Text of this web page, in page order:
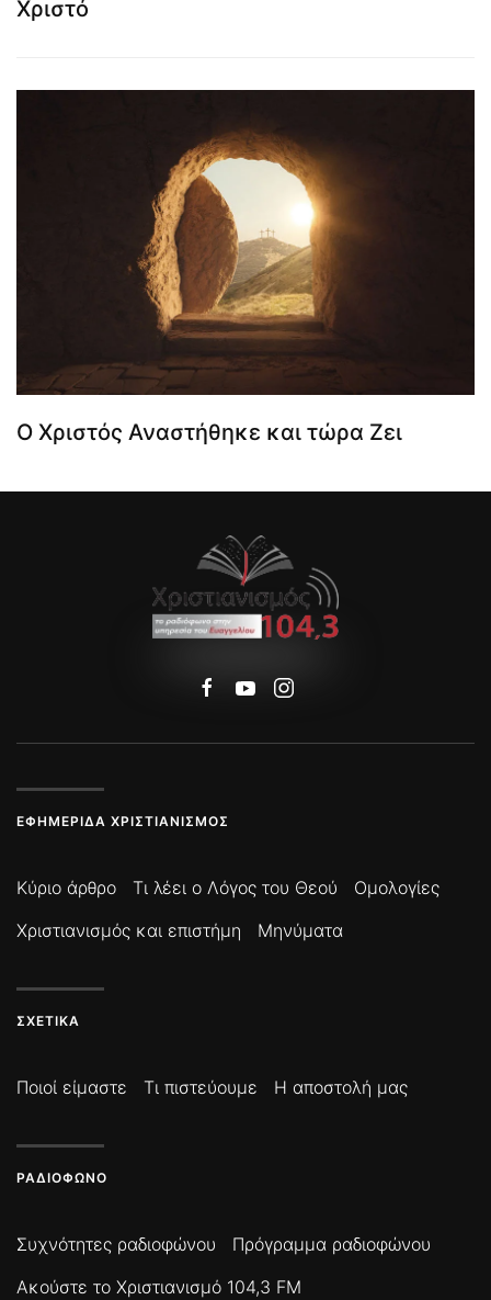
Χριστό
Ο Χριστός Αναστήθηκε και τώρα Ζει
ΕΦΗΜΕΡΊΔΑ ΧΡΙΣΤΙΑΝΙΣΜΌΣ
Κύριο άρθρο Τι λέει ο Λόγος του Θεού
Ομολογίες
Χριστιανισμός και επιστήμη
Μηνύματα
ΣΧΕΤΙΚΆ
Ποιοί είμαστε Τι πιστεύουμε Η αποστολή μας
ΡΑΔΙΌΦΩΝΟ
Συχνότητες ραδιοφώνου
Πρόγραμμα ραδιοφώνου
Ακούστε το Χριστιανισμό 104,3 FM